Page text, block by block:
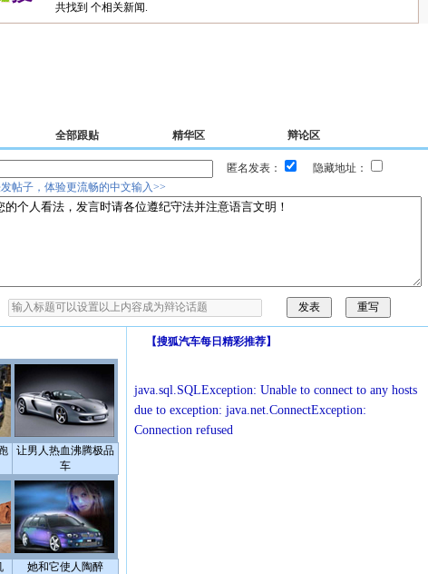
共找到 个相关新闻.
全部跟贴 精华区 辩论区
匿名发表：
隐藏地址：
帖子，体验更流畅的中文输入>>
让男人热血沸腾极品
车
她和它使人陶醉
【搜狐汽车每日精彩推荐】
java.sql.SQLException: Unable to connect to any hosts
due to exception: java.net.ConnectException:
Connection refused